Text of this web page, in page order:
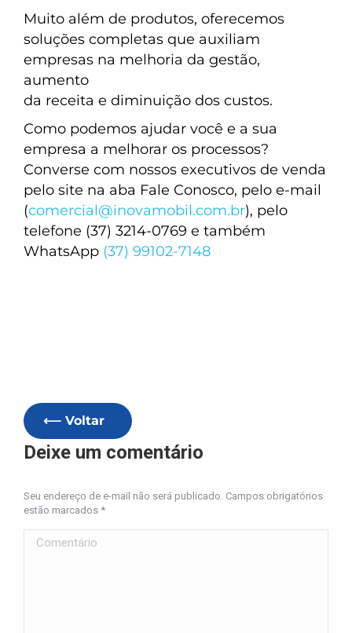
Muito além de produtos, oferecemos
soluções completas que auxiliam
empresas na melhoria da gestão,
aumento
da receita e diminuição dos custos.
Como podemos ajudar você e a sua
empresa a melhorar os processos?
Converse com nossos executivos de venda
pelo site na aba Fale Conosco, pelo e-mail
(comercial@inovamobil.com.br), pelo
telefone (37) 3214-0769 e também
WhatsApp (37) 99102-7148
⟵ Voltar
Deixe um comentário
Seu endereço de e-mail não será publicado. Campos obrigatórios
estão marcados *
Comentário